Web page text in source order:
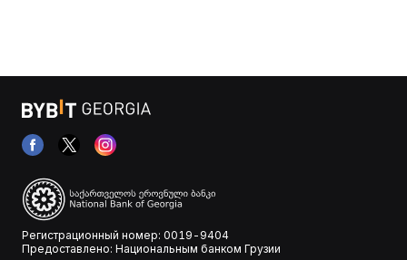
Регистрационный номер: 0019-9404
Предоставлено: Национальным банком Грузии